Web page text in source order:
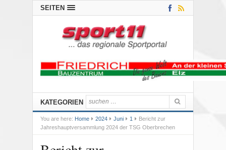
SEITEN
KATEGORIEN
You are here: Home 2024 Juni 1
Bericht zur
Jahreshauptversammlung 2024 der TSG Oberbrechen